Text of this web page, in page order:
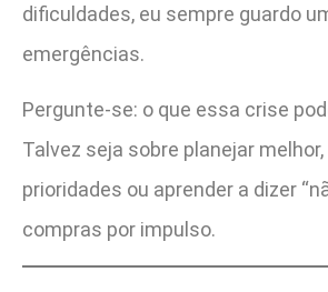
dificuldades, eu sempre guardo
emergências.
Pergunte-se: o que essa crise
Talvez seja sobre planejar
prioridades ou aprender a dizer
compras por impulso.